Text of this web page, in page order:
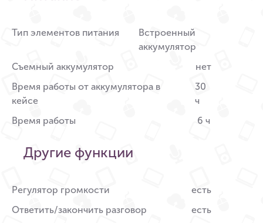
Тип элементов питания
Встроенный
аккумулятор
Съемный аккумулятор
нет
Время работы от аккумулятора в
кейсе
30
ч
Время работы
6 ч
Другие функции
Регулятор громкости
есть
Ответить/закончить разговор
есть